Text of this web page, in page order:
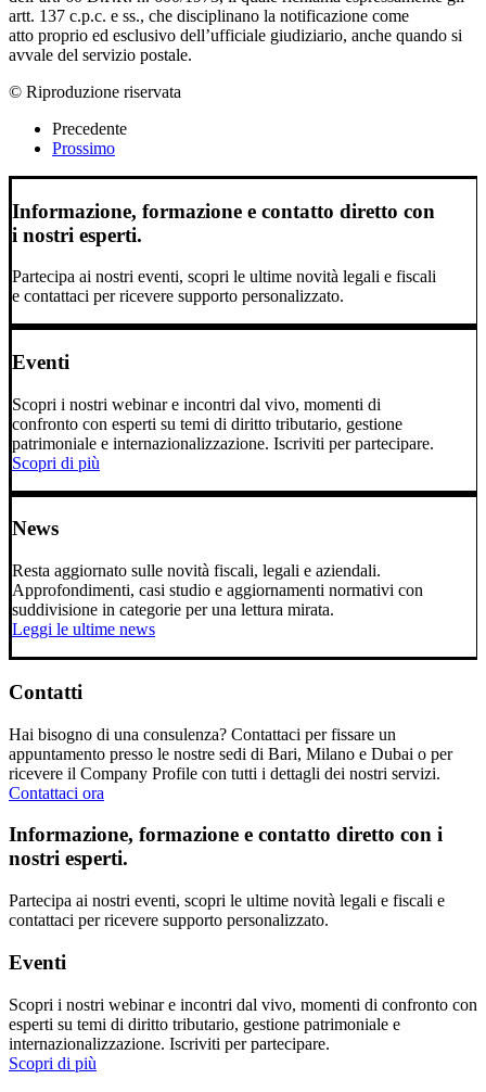
artt. 137 c.p.c. e ss., che disciplinano la notificazione come
atto proprio ed esclusivo dell’ufficiale giudiziario, anche quando si
avvale del servizio postale.
© Riproduzione riservata
Precedente
Prossimo
Informazione, formazione e contatto diretto con
i nostri esperti.
Partecipa ai nostri eventi, scopri le ultime novità legali e fiscali
e contattaci per ricevere supporto personalizzato.
Eventi
Scopri i nostri webinar e incontri dal vivo, momenti di
confronto con esperti su temi di diritto tributario, gestione
patrimoniale e internazionalizzazione. Iscriviti per partecipare.
Scopri di più
News
Resta aggiornato sulle novità fiscali, legali e aziendali.
Approfondimenti, casi studio e aggiornamenti normativi con
suddivisione in categorie per una lettura mirata.
Leggi le ultime news
Contatti
Hai bisogno di una consulenza? Contattaci per fissare un
appuntamento presso le nostre sedi di Bari, Milano e Dubai o per
ricevere il Company Profile con tutti i dettagli dei nostri servizi.
Contattaci ora
Informazione, formazione e contatto diretto con i
nostri esperti.
Partecipa ai nostri eventi, scopri le ultime novità legali e fiscali e
contattaci per ricevere supporto personalizzato.
Eventi
Scopri i nostri webinar e incontri dal vivo, momenti di confronto con
esperti su temi di diritto tributario, gestione patrimoniale e
internazionalizzazione. Iscriviti per partecipare.
Scopri di più